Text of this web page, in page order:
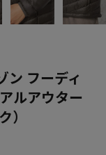
ン フーディ
ルアウター
）